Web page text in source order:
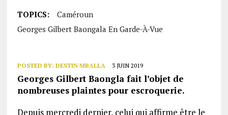
TOPICS:
Caméroun
Georges Gilbert Baongala En Garde-À-Vue
POSTED BY: DESTIN MBALLA 3 JUIN 2019
Georges Gilbert Baongla fait l’objet de
nombreuses plaintes pour escroquerie.
Depuis mercredi dernier, celui qui affirme être le